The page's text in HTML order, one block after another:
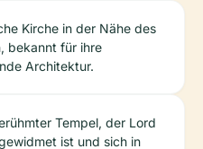
Kirche in der Nähe des
bekannt für ihre
Architektur.
Tempel, der Lord
ist und sich in